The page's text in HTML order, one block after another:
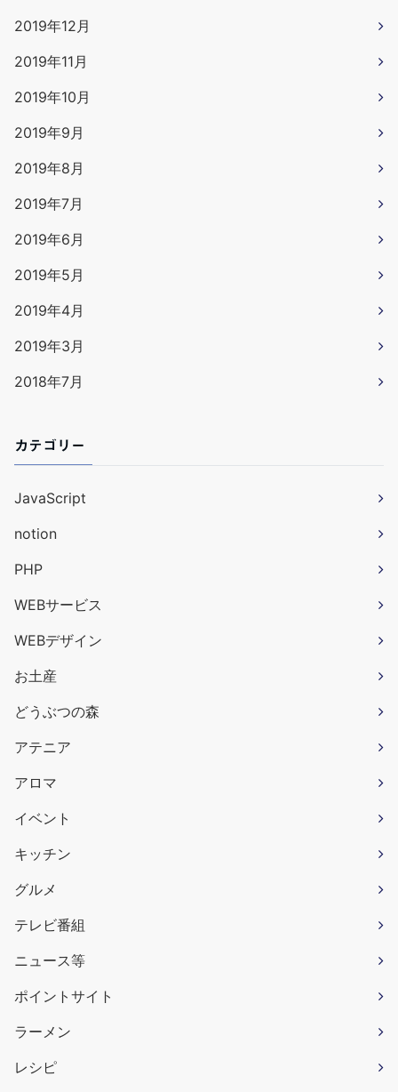
2019年12月
2019年11月
2019年10月
2019年9月
2019年8月
2019年7月
2019年6月
2019年5月
2019年4月
2019年3月
2018年7月
カテゴリー
JavaScript
notion
PHP
WEBサービス
WEBデザイン
お土産
どうぶつの森
アテニア
アロマ
イベント
キッチン
グルメ
テレビ番組
ニュース等
ポイントサイト
ラーメン
レシピ